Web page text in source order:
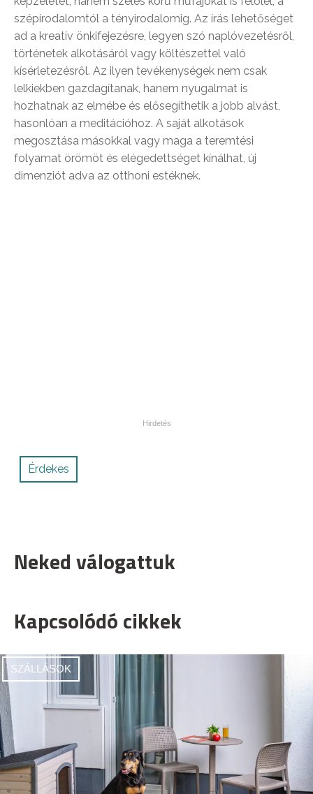
szépirodalomtól a tényirodalomig. Az írás lehetőséget
ad a kreatív önkifejezésre, legyen szó naplóvezetésről,
történetek alkotásáról vagy költészettel való
kísérletezésről. Az ilyen tevékenységek nem csak
lelkiekben gazdagítanak, hanem nyugalmat is
hozhatnak az elmébe és elősegíthetik a jobb alvást,
hasonlóan a meditációhoz. A saját alkotások
megosztása másokkal vagy maga a teremtési
folyamat örömöt és elégedettséget kínálhat, új
dimenziót adva az otthoni estéknek.
Érdekes
Neked válogattuk
Kapcsolódó cikkek
SZÁLLÁSOK